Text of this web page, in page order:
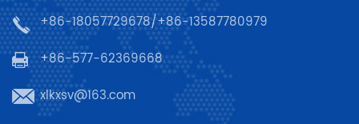
+86-18057729678/+86-13587780979
+86-577-62369668
xlkxsv@163.com